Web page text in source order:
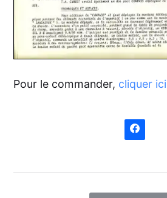
Pour le commander, cliquer ici